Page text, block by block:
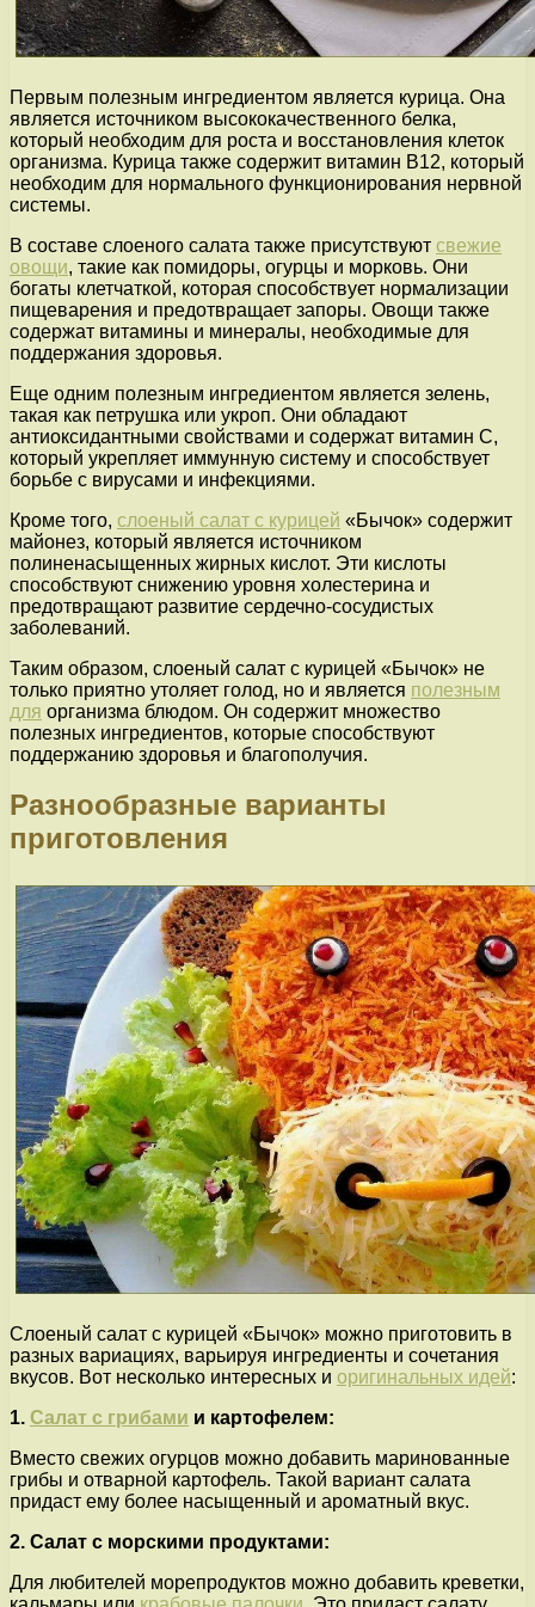
Первым полезным ингредиентом является курица. Она
является источником высококачественного белка,
который необходим для роста и восстановления клеток
организма. Курица также содержит витамин В12, который
необходим для нормального функционирования нервной
системы.
В составе слоеного салата также присутствуют свежие
овощи, такие как помидоры, огурцы и морковь. Они
богаты клетчаткой, которая способствует нормализации
пищеварения и предотвращает запоры. Овощи также
содержат витамины и минералы, необходимые для
поддержания здоровья.
Еще одним полезным ингредиентом является зелень,
такая как петрушка или укроп. Они обладают
антиоксидантными свойствами и содержат витамин С,
который укрепляет иммунную систему и способствует
борьбе с вирусами и инфекциями.
Кроме того, слоеный салат с курицей «Бычок» содержит
майонез, который является источником
полиненасыщенных жирных кислот. Эти кислоты
способствуют снижению уровня холестерина и
предотвращают развитие сердечно-сосудистых
заболеваний.
Таким образом, слоеный салат с курицей «Бычок» не
только приятно утоляет голод, но и является полезным
для организма блюдом. Он содержит множество
полезных ингредиентов, которые способствуют
поддержанию здоровья и благополучия.
Разнообразные варианты
приготовления
Слоеный салат с курицей «Бычок» можно приготовить в
разных вариациях, варьируя ингредиенты и сочетания
вкусов. Вот несколько интересных и оригинальных идей:
1. Салат с грибами и картофелем:
Вместо свежих огурцов можно добавить маринованные
грибы и отварной картофель. Такой вариант салата
придаст ему более насыщенный и ароматный вкус.
2. Салат с морскими продуктами:
Для любителей морепродуктов можно добавить креветки,